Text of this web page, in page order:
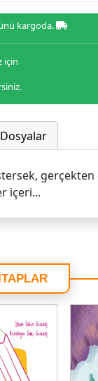
kargoda.
için
Dosyalar
içeri...